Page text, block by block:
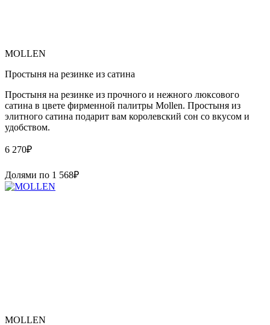
MOLLEN
Простыня на резинке из сатина
Простыня на резинке из прочного и нежного люксового
сатина в цвете фирменной палитры Mollen. Простыня из
элитного сатина подарит вам королевский сон со вкусом и
удобством.
6 270₽
Долями по 1 568₽
MOLLEN